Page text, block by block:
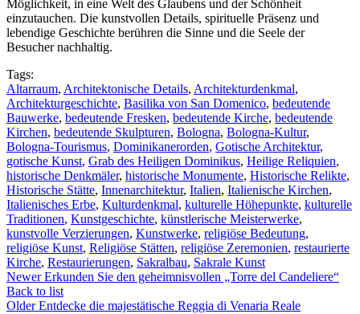
Möglichkeit, in eine Welt des Glaubens und der Schönheit
einzutauchen. Die kunstvollen Details, spirituelle Präsenz und
lebendige Geschichte berühren die Sinne und die Seele der
Besucher nachhaltig.
Tags:
Altarraum, Architektonische Details, Architekturdenkmal,
Architekturgeschichte, Basilika von San Domenico, bedeutende
Bauwerke, bedeutende Fresken, bedeutende Kirche, bedeutende
Kirchen, bedeutende Skulpturen, Bologna, Bologna-Kultur,
Bologna-Tourismus, Dominikanerorden, Gotische Architektur,
gotische Kunst, Grab des Heiligen Dominikus, Heilige Reliquien,
historische Denkmäler, historische Monumente, Historische Relikte,
Historische Stätte, Innenarchitektur, Italien, Italienische Kirchen,
Italienisches Erbe, Kulturdenkmal, kulturelle Höhepunkte, kulturelle
Traditionen, Kunstgeschichte, künstlerische Meisterwerke,
kunstvolle Verzierungen, Kunstwerke, religiöse Bedeutung,
religiöse Kunst, Religiöse Stätten, religiöse Zeremonien, restaurierte
Kirche, Restaurierungen, Sakralbau, Sakrale Kunst
Newer Erkunden Sie den geheimnisvollen „Torre del Candeliere“
Back to list
Older Entdecke die majestätische Reggia di Venaria Reale